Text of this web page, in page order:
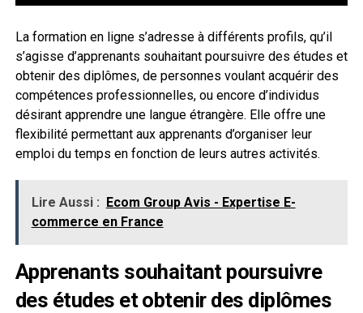
La formation en ligne s’adresse à différents profils, qu’il
s’agisse d’apprenants souhaitant poursuivre des études et
obtenir des diplômes, de personnes voulant acquérir des
compétences professionnelles, ou encore d’individus
désirant apprendre une langue étrangère. Elle offre une
flexibilité permettant aux apprenants d’organiser leur
emploi du temps en fonction de leurs autres activités.
Lire Aussi : Ecom Group Avis - Expertise E-
commerce en France
Apprenants souhaitant poursuivre
des études et obtenir des diplômes